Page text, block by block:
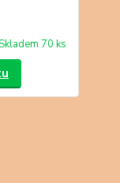
70 ks